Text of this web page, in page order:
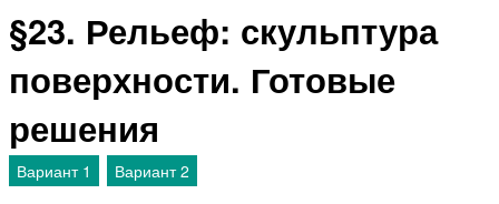
§23. Рельеф: скульптура
поверхности. Готовые
решения
Вариант 1 Вариант 2